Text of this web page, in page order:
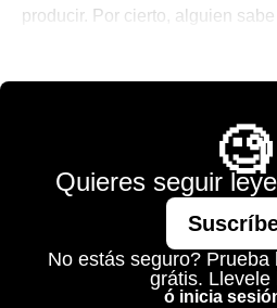
producir. Por cierto, alguien
🧐
Quieres seguir
No estás seguro?
grátis. Llevele
ó inicia